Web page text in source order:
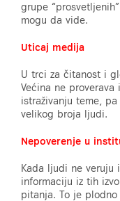
grupe
mogu da vide.
Uticaj medija
U trci za čitanost i
Većina ne
istraživanju teme,
velikog broja ljudi.
Nepoverenje u
Kada ljudi ne veruju
informaciju iz tih
pitanja. To je plodno